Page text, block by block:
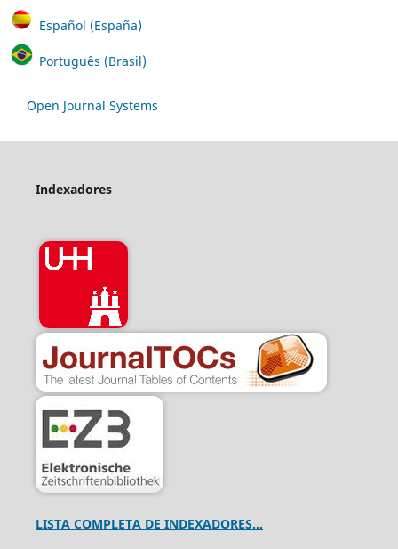
Español (España)
Português (Brasil)
Open Journal Systems
Indexadores
LISTA COMPLETA DE INDEXADORES...